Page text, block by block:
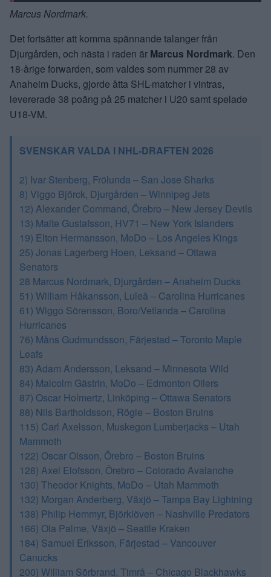
Marcus Nordmark.
Det fortsätter att komma spännande talanger från
Djurgården, och nästa i raden är Marcus Nordmark. Den
18-årige forwarden, som valdes som nummer 28 av
Anaheim Ducks, gjorde åtta SHL-matcher i vintras,
levererade 38 poäng på 25 matcher i U20 samt spelade
U18-VM.
SVENSKAR VALDA I NHL-DRAFTEN 2026
2) Ivar Stenberg, Frölunda – San Jose Sharks
8) Viggo Björck, Djurgården – Winnipeg Jets
12) Alexander Command, Örebro – New Jersey Devils
13) Malte Gustafsson, HV71 – New York Islanders
19) Elton Hermansson, MoDo – Los Angeles Kings
25) Jonas Lagerberg Hoen, Leksand – Ottawa
Senators
28 Marcus Nordmark, Djurgården – Anaheim Ducks
51) William Håkansson, Luleå – Carolina Hurricanes
61) Wiggo Sörensson, Boro/Vetlanda – Carolina
Hurricanes
76) Måns Gudmundsson, Färjestad – Toronto Maple
Leafs
83) Adam Andersson, Leksand – Minnesota Wild
84) Malcolm Gästrin, MoDo – Edmonton Oilers
87) Oscar Holmertz, Linköping – Ottawa Senators
88) Nils Bartholdsson, Rögle – Boston Bruins
115) Carl Axelsson, Muskegon Lumberjacks – Utah
Mammoth
122) Oscar Olsson, Örebro – Boston Bruins
128) Axel Elofsson, Örebro – Colorado Avalanche
130) Theodor Knights, MoDo – Utah Mammoth
132) Morgan Anderberg, Växjö – Tampa Bay Lightning
138) Philip Hemmyr, Björklöven – Nashville Predators
166) Ola Palme, Växjö – Seattle Kraken
184) Samuel Eriksson, Färjestad – Vancouver
Canucks
200) William Sörbrand, Timrå – Chicago Blackhawks